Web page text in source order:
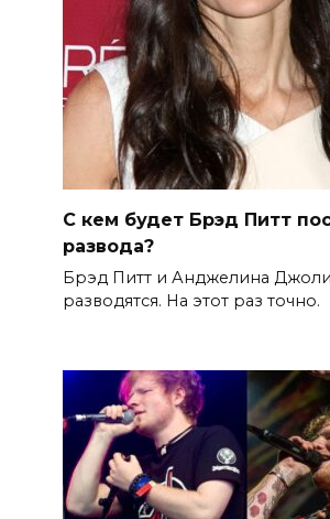
С кем будет Брэд Питт
развода?
Брэд Питт и Анджелина Джоли
разводятся. На этот раз точно.